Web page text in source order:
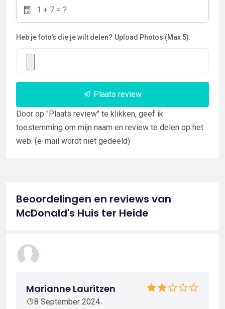
Heb je foto's die je wilt delen? Upload Photos (Max 5):
Plaats review
Door op "Plaats review" te klikken, geef ik
toestemming om mijn naam en review te delen op het
web. (e-mail wordt niet gedeeld)
Beoordelingen en reviews van
McDonald's Huis ter Heide
Marianne Lauritzen
8 September 2024